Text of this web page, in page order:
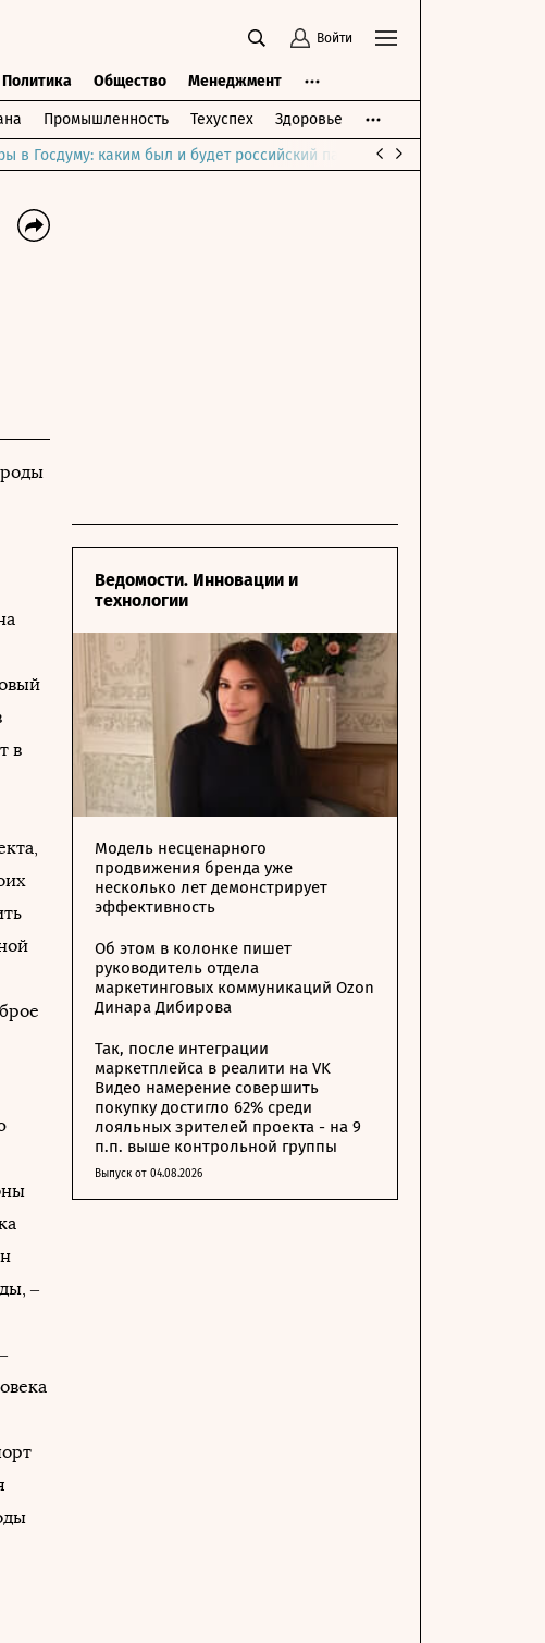
Войти
Политика Общество Менеджмент
Промышленность Техуспех Здоровье
в Госдуму: каким был и будет российский парламент
в
–
Ведомости. Инновации и
технологии
Модель несценарного
продвижения бренда уже
несколько лет демонстрирует
эффективность
Об этом в колонке пишет
руководитель отдела
маркетинговых коммуникаций Ozon
Динара Дибирова
Так, после интеграции
маркетплейса в реалити на VK
Видео намерение совершить
покупку достигло 62% среди
лояльных зрителей проекта - на 9
п.п. выше контрольной группы
Выпуск от 04.08.2026